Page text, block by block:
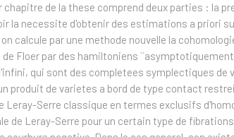
de la these comprend deux parties : la
la necessite d'obtenir des estimations a priori
calcule par une methode nouvelle la
Floer par des hamiltoniens
qui sont des completees symplectiques
produit de varietes a bord de type contact
Serre classique en termes exclusifs
de Leray-Serre pour un certain type de